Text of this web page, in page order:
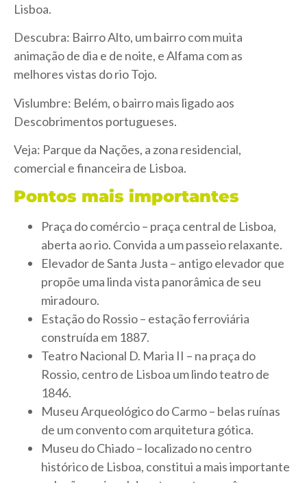
Lisboa.
Descubra: Bairro Alto, um bairro com muita
animação de dia e de noite, e Alfama com as
melhores vistas do rio Tojo.
Vislumbre: Belém, o bairro mais ligado aos
Descobrimentos portugueses.
Veja: Parque da Nações, a zona residencial,
comercial e financeira de Lisboa.
Pontos mais importantes
Praça do comércio – praça central de Lisboa,
aberta ao rio. Convida a um passeio relaxante.
Elevador de Santa Justa – antigo elevador que
propõe uma linda vista panorâmica de seu
miradouro.
Estação do Rossio – estação ferroviária
construída em 1887.
Teatro Nacional D. Maria II – na praça do
Rossio, centro de Lisboa um lindo teatro de
1846.
Museu Arqueológico do Carmo – belas ruínas
de um convento com arquitetura gótica.
Museu do Chiado – localizado no centro
histórico de Lisboa, constitui a mais importante